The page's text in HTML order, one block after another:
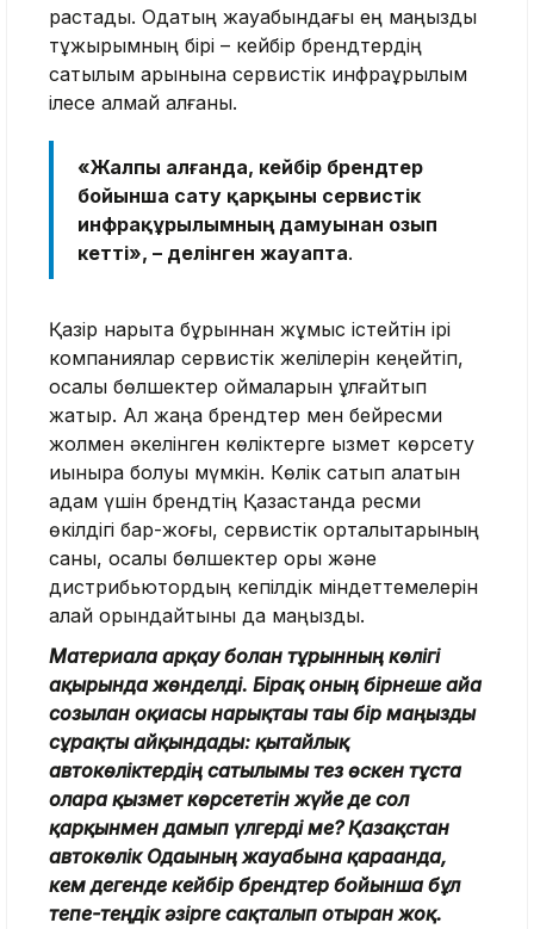
растады. Одақтың жауабындағы ең маңызды
тұжырымның бірі – кейбір брендтердің
сатылым қарқынына сервистік инфрақұрылым
ілесе алмай қалғаны.
«Жалпы алғанда, кейбір брендтер
бойынша сату қарқыны сервистік
инфрақұрылымның дамуынан озып
кетті», – делінген жауапта.
Қазір нарықта бұрыннан жұмыс істейтін ірі
компаниялар сервистік желілерін кеңейтіп,
қосалқы бөлшектер қоймаларын ұлғайтып
жатыр. Ал жаңа брендтер мен бейресми
жолмен әкелінген көліктерге қызмет көрсету
қиынырақ болуы мүмкін. Көлік сатып алатын
адам үшін брендтің Қазақстанда ресми
өкілдігі бар-жоғы, сервистік орталықтарының
саны, қосалқы бөлшектер қоры және
дистрибьютордың кепілдік міндеттемелерін
қалай орындайтыны да маңызды.
Материалға арқау болған тұрғынның көлігі
ақырында жөнделді. Бірақ оның бірнеше айға
созылған оқиғасы нарықтағы тағы бір маңызды
сұрақты айқындады: қытайлық
автокөліктердің сатылымы тез өскен тұста
оларға қызмет көрсететін жүйе де сол
қарқынмен дамып үлгерді ме? Қазақстан
автокөлік Одағының жауабына қарағанда,
кем дегенде кейбір брендтер бойынша бұл
тепе-теңдік әзірге сақталып отырған жоқ.